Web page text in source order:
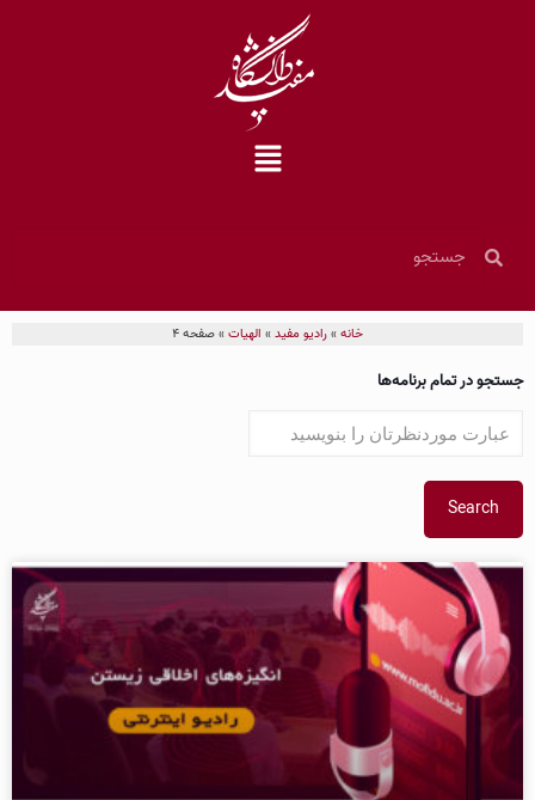
خانه»رادیو مفید» الهیات»صفحه 4
جستجو در تمام برنامه‌ها